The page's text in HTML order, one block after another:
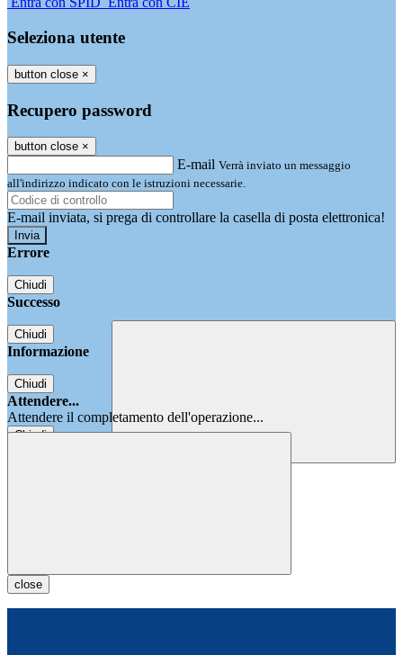
Seleziona utente
button close ×
Recupero password
button close ×
E-mail Verrà inviato un messaggio
all'indirizzo indicato con le istruzioni necessarie.
E-mail inviata, si prega di controllare la casella di posta elettronica!
Errore
Chiudi
Successo
Chiudi
Informazione
Chiudi
Attendere...
Attendere il completamento dell'operazione...
Chiudi
close